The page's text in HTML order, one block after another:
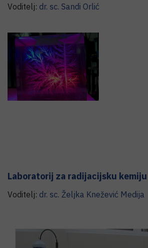
Voditelj: dr. sc. Sandi Orlić
Laboratorij za radijacijsku
Voditelj: dr. sc. Željka Knežević Medija